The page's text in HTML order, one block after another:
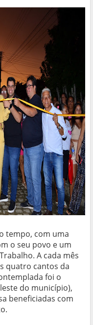
tempo, com uma
o seu povo e um
A cada mês
quatro cantos da
foi o
do município),
beneficiadas com